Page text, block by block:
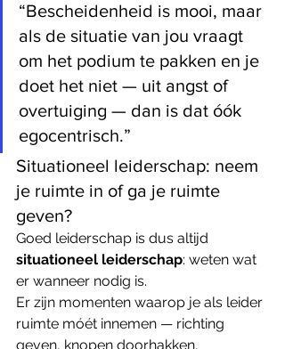
“Bescheidenheid is mooi, maar
als de situatie van jou vraagt
om het podium te pakken en je
doet het niet — uit angst of
overtuiging — dan is dat óók
egocentrisch.”
Situationeel leiderschap: neem
je ruimte in of ga je ruimte
geven?
Goed leiderschap is dus altijd
situationeel leiderschap: weten wat
er wanneer nodig is.
Er zijn momenten waarop je als leider
ruimte móét innemen — richting
geven, knopen doorhakken,